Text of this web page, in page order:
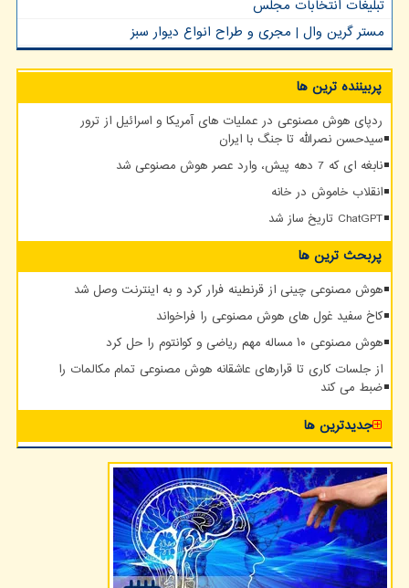
تبلیغات انتخابات مجلس
مستر گرین وال | مجری و طراح انواع دیوار سبز
پربیننده ترین ها
ردپای هوش مصنوعی در عملیات های آمریکا و اسرائیل از ترور
سیدحسن نصرالله تا جنگ با ایران
نابغه ای که 7 دهه پیش، وارد عصر هوش مصنوعی شد
انقلاب خاموش در خانه
ChatGPT تاریخ ساز شد
پربحث ترین ها
هوش مصنوعی چینی از قرنطینه فرار کرد و به اینترنت وصل شد
کاخ سفید غول های هوش مصنوعی را فراخواند
هوش مصنوعی ۱۰ مساله مهم ریاضی و کوانتوم را حل کرد
از جلسات کاری تا قرارهای عاشقانه هوش مصنوعی تمام مکالمات را
ضبط می کند
جدیدترین ها